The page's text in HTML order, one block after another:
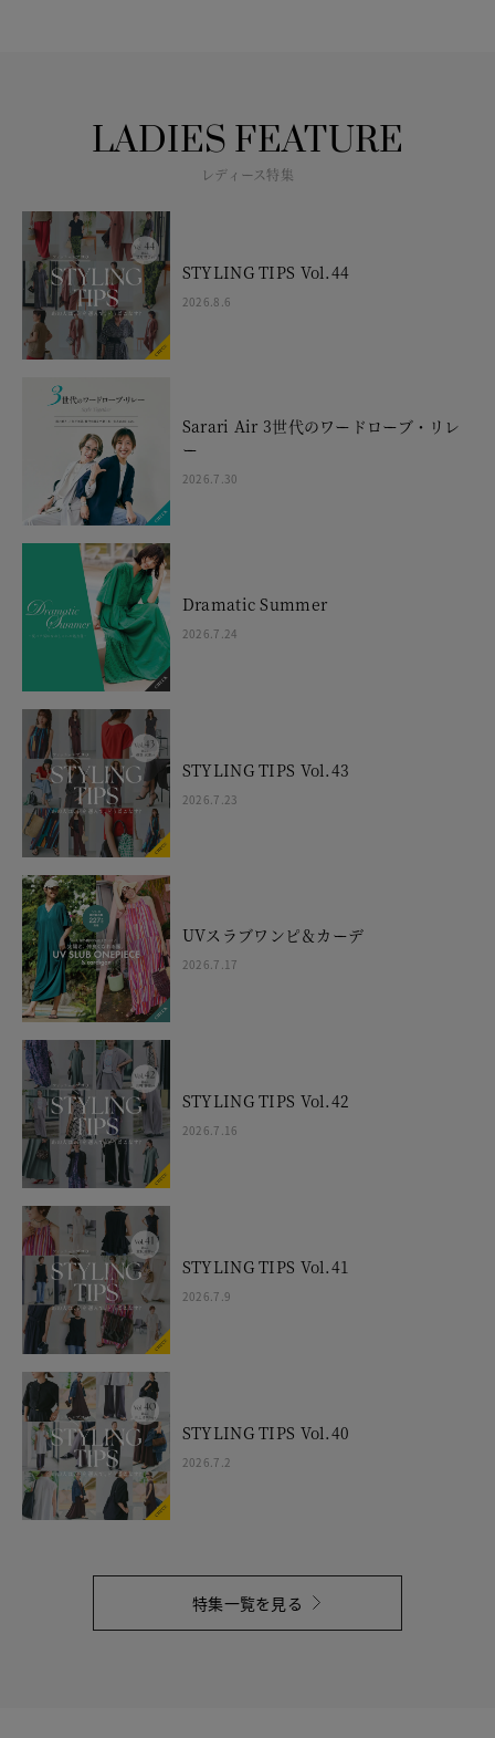
LADIES FEATURE
レディース特集
STYLING TIPS Vol.44
2026.8.6
Sarari Air 3世代のワードローブ・リレ
ー
2026.7.30
Dramatic Summer
2026.7.24
STYLING TIPS Vol.43
2026.7.23
UVスラブワンピ＆カーデ
2026.7.17
STYLING TIPS Vol.42
2026.7.16
STYLING TIPS Vol.41
2026.7.9
STYLING TIPS Vol.40
2026.7.2
特集一覧を見る